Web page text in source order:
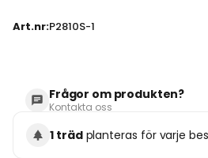
Art.nr:P2810S-1
Frågor om produkten?
Kontakta oss
1 trädplanteras för varje